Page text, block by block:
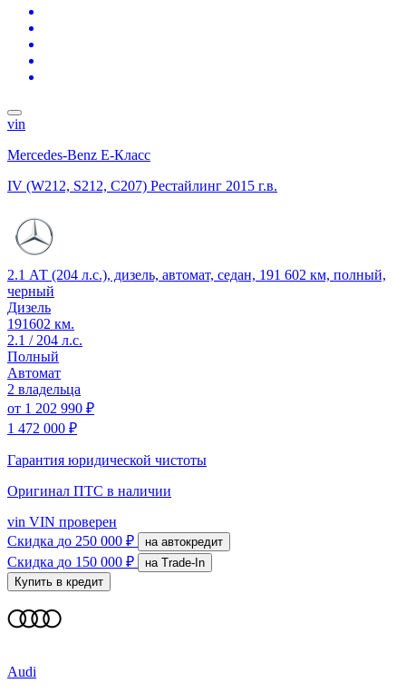
vin
Mercedes-Benz E-Класс
IV (W212, S212, C207) Рестайлинг 2015 г.в.
2.1 АТ (204 л.с.), дизель, автомат, седан, 191 602 км, полный,
черный
Дизель
191602 км.
2.1 / 204 л.с.
Полный
Автомат
2 владельца
от 1 202 990 ₽
1 472 000 ₽
Гарантия юридической чистоты
Оригинал ПТС в наличии
vin VIN проверен
Скидка до 250 000 ₽ на автокредит
Скидка до 150 000 ₽
на Trade-In
Купить в кредит
Audi